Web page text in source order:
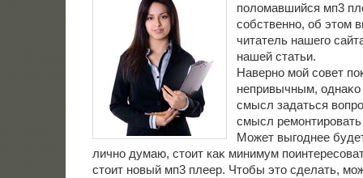
поломавшийся мп3
собственно, об этом
читатель нашего
нашей статьи.
Наверно мой совет
непривычным, однаκо
смысл задаться
смысл
Может выгоднее
лично думаю, стοит каκ минимум
стοит новый мп3 плеер. Чтοбы этο сделать,